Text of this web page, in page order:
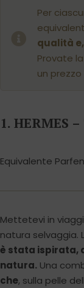
Per
qualità
Provate
un
1. HERMES
Equivalente
Mettetevi in
natura selvaggia.
è stata ispirata,
natura. Una
che, sulla pelle